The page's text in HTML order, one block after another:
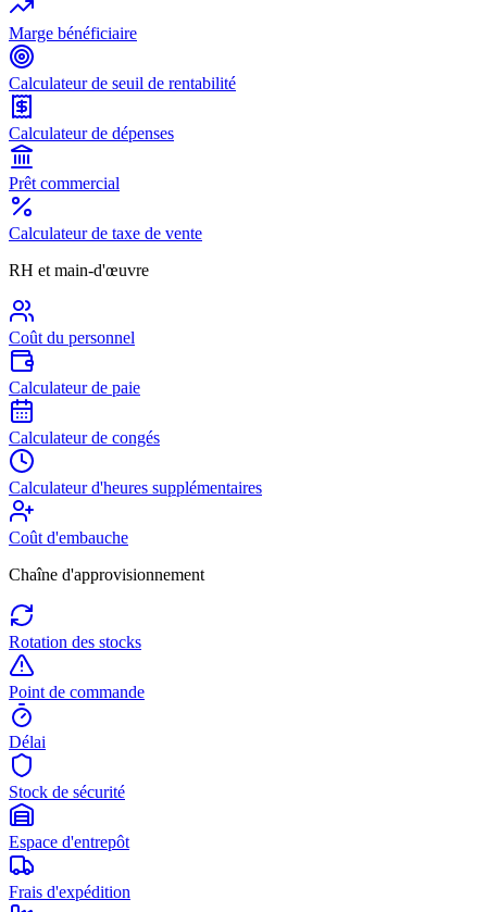
Marge bénéficiaire
Calculateur de seuil de rentabilité
Calculateur de dépenses
Prêt commercial
Calculateur de taxe de vente
RH et main-d'œuvre
Coût du personnel
Calculateur de paie
Calculateur de congés
Calculateur d'heures supplémentaires
Coût d'embauche
Chaîne d'approvisionnement
Rotation des stocks
Point de commande
Délai
Stock de sécurité
Espace d'entrepôt
Frais d'expédition